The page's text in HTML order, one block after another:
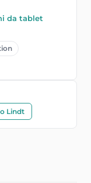
da tablet
Lindt